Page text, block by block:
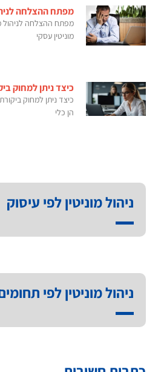
מפתח ההצלחה
מפתח ההצלחה לניהול
מוניטין עסקי
כיצד ניתן למחוק
כיצד ניתן למחוק
הן כלי
ניהול מוניטין לפי עיסוק
ניהול מוניטין לפי